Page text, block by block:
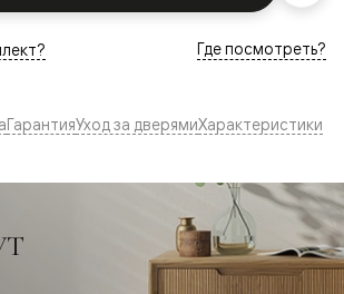
Где посмотреть?
ГарантияУход за дверямиХарактеристики